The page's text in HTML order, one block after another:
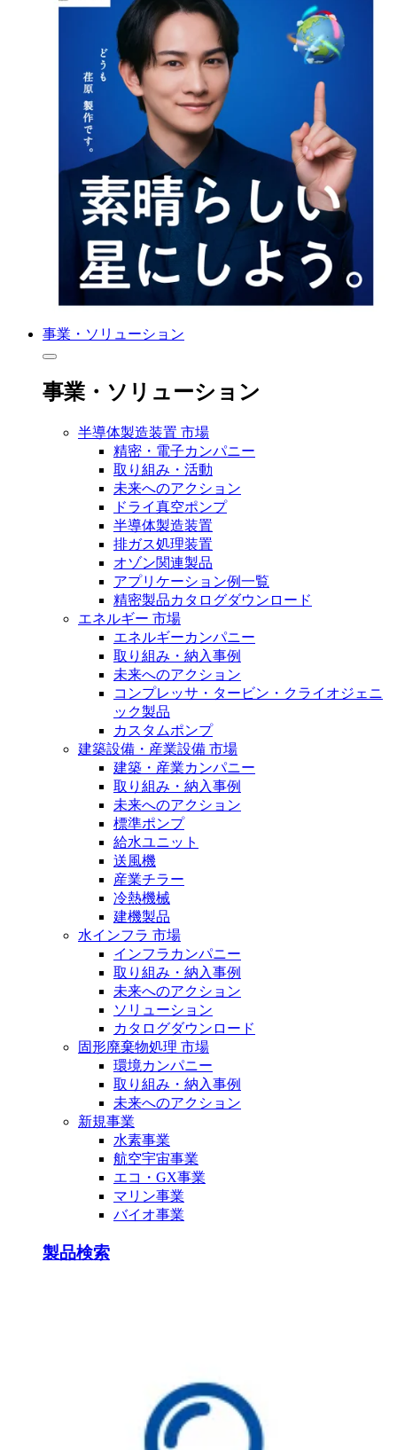
事業・ソリューション
事業・ソリューション
半導体製造装置 市場
精密・電子カンパニー
取り組み・活動
未来へのアクション
ドライ真空ポンプ
半導体製造装置
排ガス処理装置
オゾン関連製品
アプリケーション例一覧
精密製品カタログダウンロード
エネルギー 市場
エネルギーカンパニー
取り組み・納入事例
未来へのアクション
コンプレッサ・タービン・クライオジェニ
ック製品
カスタムポンプ
建築設備・産業設備 市場
建築・産業カンパニー
取り組み・納入事例
未来へのアクション
標準ポンプ
給水ユニット
送風機
産業チラー
冷熱機械
建機製品
水インフラ 市場
インフラカンパニー
取り組み・納入事例
未来へのアクション
ソリューション
カタログダウンロード
固形廃棄物処理 市場
環境カンパニー
取り組み・納入事例
未来へのアクション
新規事業
水素事業
航空宇宙事業
エコ・GX事業
マリン事業
バイオ事業
製品検索